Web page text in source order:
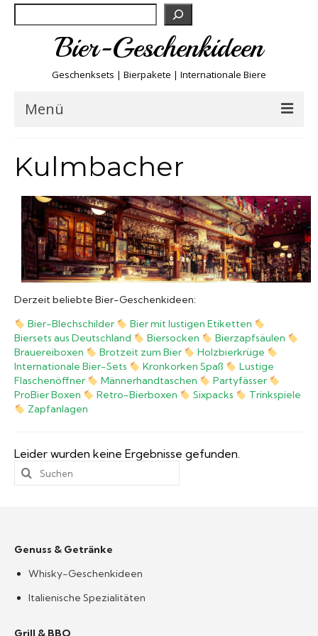
Bier-Geschenkideen
Geschenksets | Bierpakete | Internationale Biere
Menü
Bierboxen & Sets
Biere A-Z
Biere der Welt
Biergläser
Geschenksets
Kulmbacher
Derzeit beliebte Bier-Geschenkideen:
Bier-Blechschilder
Bier mit lustigen Etiketten
Biersets aus Deutschland
Biersocken
Bierzapfsäulen
Brauereiboxen
Brotzeit zum Bier
Holzbierkrüge
Internationale Bier-Sets
Kronkorken Spaß
Lustige
Flaschenöffner
Männerhandtaschen
Partyfässer
ProBier Boxen
Retro-Bierboxen Sixpacks
Trinkspiele
Zapfanlagen
Leider wurden keine Ergebnisse gefunden.
Suchen
nach:
Genuss & Getränke
Whisky-Geschenkideen
Italienische Spezialitäten
Grill & BBQ